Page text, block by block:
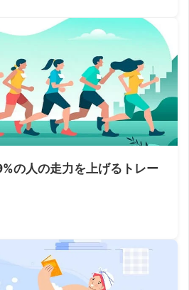
の人の走力を上げるトレー